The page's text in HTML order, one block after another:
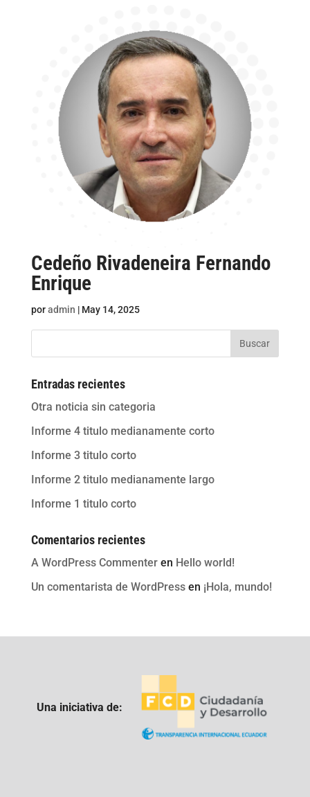
Cedeño Rivadeneira Fernando
Enrique
poradmin | May 14, 2025
Buscar
Entradas recientes
Otra noticia sin categoria
Informe 4 titulo medianamente corto
Informe 3 titulo corto
Informe 2 titulo medianamente largo
Informe 1 titulo corto
Comentarios recientes
A WordPress Commenteren Hello world!
Un comentarista de WordPressen ¡Hola, mundo!
Una iniciativa de: